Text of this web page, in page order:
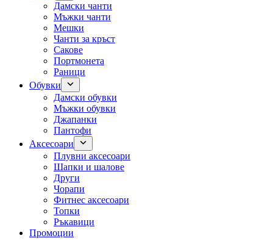
Дамски чанти
Мъжки чанти
Мешки
Чанти за кръст
Сакове
Портмонета
Раници
Обувки
Дамски обувки
Мъжки обувки
Джапанки
Пантофи
Аксесоари
Плувни аксесоари
Шапки и шалове
Други
Чорапи
Фитнес аксесоари
Топки
Ръкавици
Промоции